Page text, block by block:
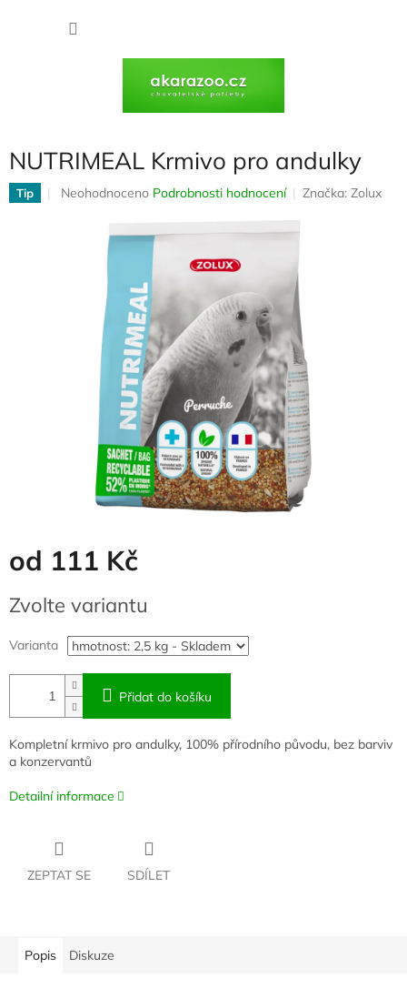
NUTRIMEAL Krmivo pro andulky
Tip
Průměrné
hvězdiček.
Neohodnoceno Podrobnosti hodnocení Značka: Zolux
od 111 Kč
cena:
Zvolte variantu
Varianta
Přidat do košíku
Kompletní krmivo pro andulky, 100% přírodního původu, bez barviv
a konzervantů
Detailní informace
ZEPTAT SE SDÍLET
Popis Diskuze